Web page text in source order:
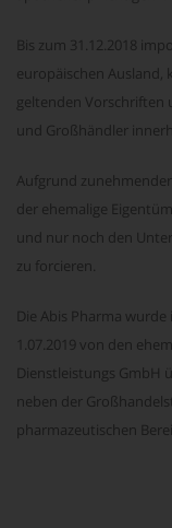
Bis zum 31.12.2018
europäischen Ausland,
geltenden Vorschriften
und Großhändler
Aufgrund
der ehemalige
und nur noch den
zu forcieren.
Die Abis Pharma
1.07.2019 von den
Dienstleistungs
neben der
pharmazeutischen